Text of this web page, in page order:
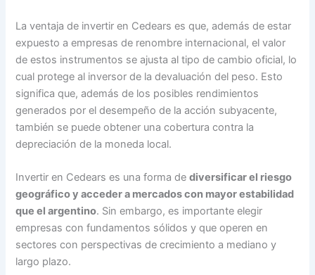
La ventaja de invertir en Cedears es que, además de estar
expuesto a empresas de renombre internacional, el valor
de estos instrumentos se ajusta al tipo de cambio oficial, lo
cual protege al inversor de la devaluación del peso. Esto
significa que, además de los posibles rendimientos
generados por el desempeño de la acción subyacente,
también se puede obtener una cobertura contra la
depreciación de la moneda local.
Invertir en Cedears es una forma dediversificar el riesgo
geográfico y acceder a mercados con mayor estabilidad
que el argentino. Sin embargo, es importante elegir
empresas con fundamentos sólidos y que operen en
sectores con perspectivas de crecimiento a mediano y
largo plazo.